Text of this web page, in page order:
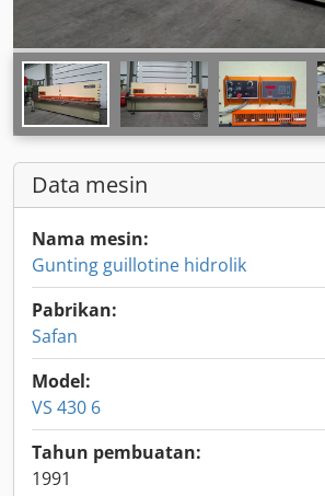
Data mesin
Nama mesin:
Gunting guillotine hidrolik
Pabrikan:
Safan
Model:
VS 430 6
Tahun pembuatan:
1991